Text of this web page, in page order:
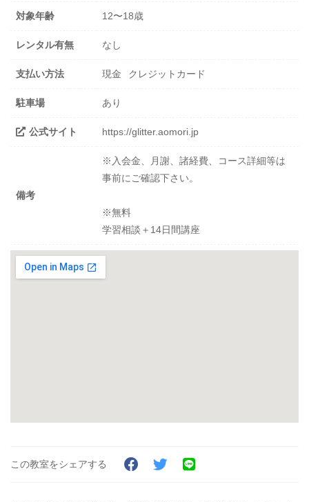
対象年齢 12〜18歳
レンタル有無 なし
支払い方法 現金 クレジットカード
駐車場 あり
公式サイト https://glitter.aomori.jp
備考
※入会金、月謝、諸経費、コース詳細等は
事前にご確認下さい。
※無料
学習相談＋14日間講座
この教室をシェアする